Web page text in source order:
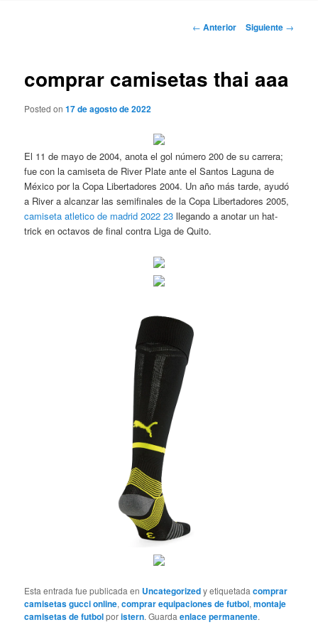
Navegación
← Anterior Siguiente →
comprar camisetas thai aaa
Posted on17 de agosto de 2022
El 11 de mayo de 2004, anota el gol número 200 de su carrera;
fue con la camiseta de River Plate ante el Santos Laguna de
México por la Copa Libertadores 2004. Un año más tarde, ayudó
a River a alcanzar las semifinales de la Copa Libertadores 2005,
camiseta atletico de madrid 2022 23 llegando a anotar un hat-
trick en octavos de final contra Liga de Quito.
Esta entrada fue publicada en Uncategorizedy etiquetadacomprar
camisetas gucci online,comprar equipaciones de futbol,montaje
camisetas de futbolporistern. Guardaenlace permanente.